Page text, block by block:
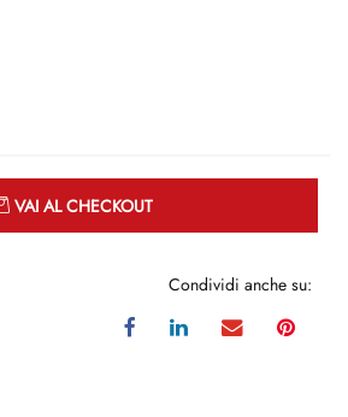
VAI AL CHECKOUT
Condividi anche su: